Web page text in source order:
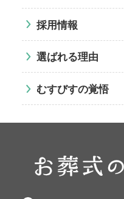
採用情報
選ばれる理由
むすびすの覚悟